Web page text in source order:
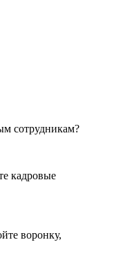
сотрудникам?
кадровые
воронку,